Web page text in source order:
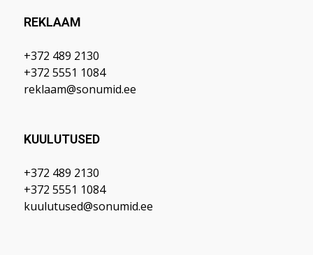
REKLAAM
+372 489 2130
+372 5551 1084
reklaam@sonumid.ee
KUULUTUSED
+372 489 2130
+372 5551 1084
kuulutused@sonumid.ee